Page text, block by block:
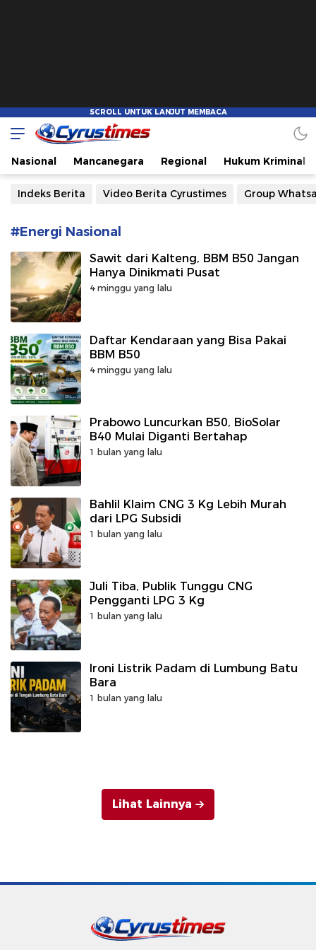
Cyrustimes.com
Cepat Tajam dan Akurat
Nasional Mancanegara Regional Hukum Kriminal
Indeks Berita Video Berita Cyrustimes Group
#Energi Nasional
Sawit dari Kalteng, BBM B50 Jangan
Hanya Dinikmati Pusat
4 minggu yang lalu
Daftar Kendaraan yang Bisa Pakai
BBM B50
4 minggu yang lalu
Prabowo Luncurkan B50, BioSolar
B40 Mulai Diganti Bertahap
1 bulan yang lalu
Bahlil Klaim CNG 3 Kg Lebih Murah
dari LPG Subsidi
1 bulan yang lalu
Juli Tiba, Publik Tunggu CNG
Pengganti LPG 3 Kg
1 bulan yang lalu
Ironi Listrik Padam di Lumbung Batu
Bara
1 bulan yang lalu
Lihat Lainnya